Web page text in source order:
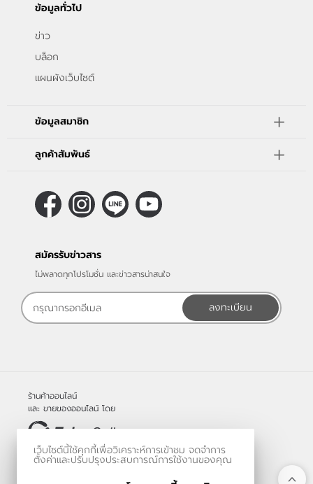
ข้อมูลทั่วไป
ข่าว
บล็อก
แผนผังเว็บไซต์
ข้อมูลสมาชิก
ลูกค้าสัมพันธ์
สมัครรับข่าวสาร
ไม่พลาดทุกโปรโมชั่น และข่าวสารน่าสนใจ
ลงทะเบียน
ร้านค้าออนไลน์
และ ขายของออนไลน์ โดย
© 2006-2026
Vevo Systems Co., Ltd.
เว็บไซต์นี้ใช้คุกกี้เพื่อวิเคราะห์การเข้าชม จดจำการ
ตั้งค่าและปรับปรุงประสบการณ์การใช้งานของคุณ